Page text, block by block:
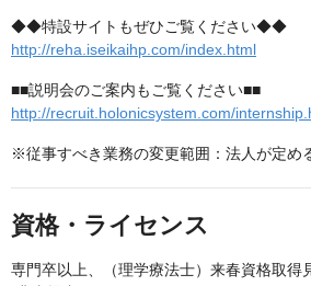
◆◆特設サイトもぜひご覧ください◆◆
http://reha.iseikaihp.com/index.html
■■説明会のご案内もご覧ください■■
http://recruit.holonicsystem.com/
※従事すべき業務の変更範囲：法人が定め
資格・ライセンス
専門卒以上、（理学療法士）来春資格取得